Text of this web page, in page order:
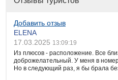
Добавить отзыв
ELENA
17.03.2025 13:09:19
Из плюсов - расположение. Все
доброжелательный. У меня в
Но в следующий раз, я бы брала